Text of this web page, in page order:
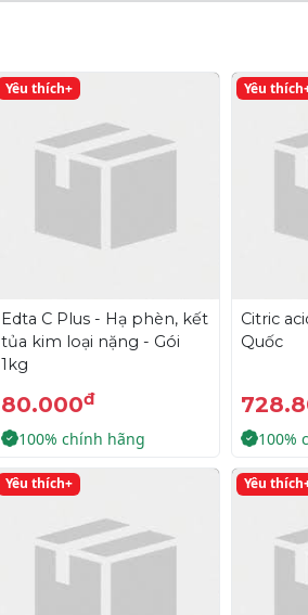
Yêu thích+
Edta C Plus - Hạ phèn, kết
tủa kim loại nặng - Gói
1kg
80.000đ
100% chính hãng
Yêu
Citric
Quốc
100%
Yêu thích+ Yêu